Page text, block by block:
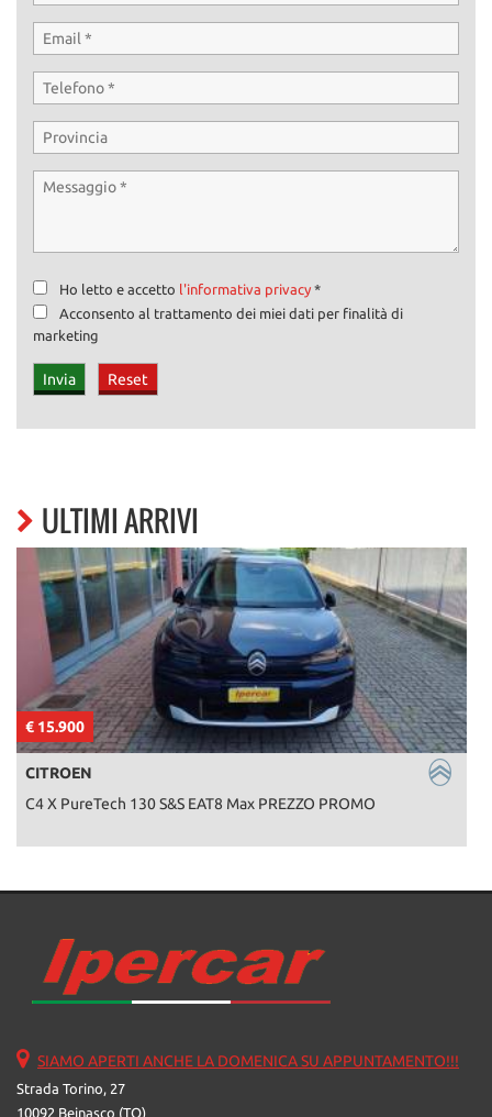
Ho letto e accetto l'informativa privacy *
Acconsento al trattamento dei miei dati per finalità di
marketing
ULTIMI ARRIVI
€ 15.900
CITROEN
C4 X PureTech 130 S&S EAT8 Max PREZZO PROMO
SIAMO APERTI ANCHE LA DOMENICA SU APPUNTAMENTO!!!
Strada Torino, 27
10092 Beinasco (TO)